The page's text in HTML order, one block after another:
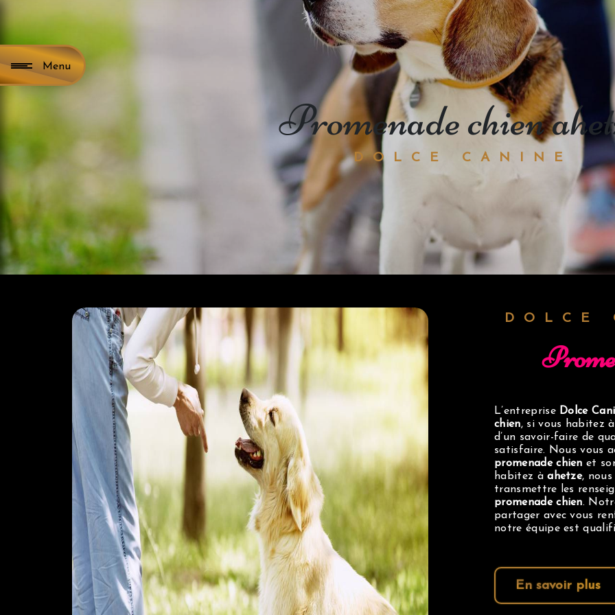
Menu
promenade chien
DOLCE CANINE
L’entreprise Dolce
chien, si vous habitez
d’un savoir-faire de
satisfaire. Nous vous
promenade chien et
habitez àahetze,
transmettre les
promenade chien.
partager avec vous
notre équipe est
En savoir plus